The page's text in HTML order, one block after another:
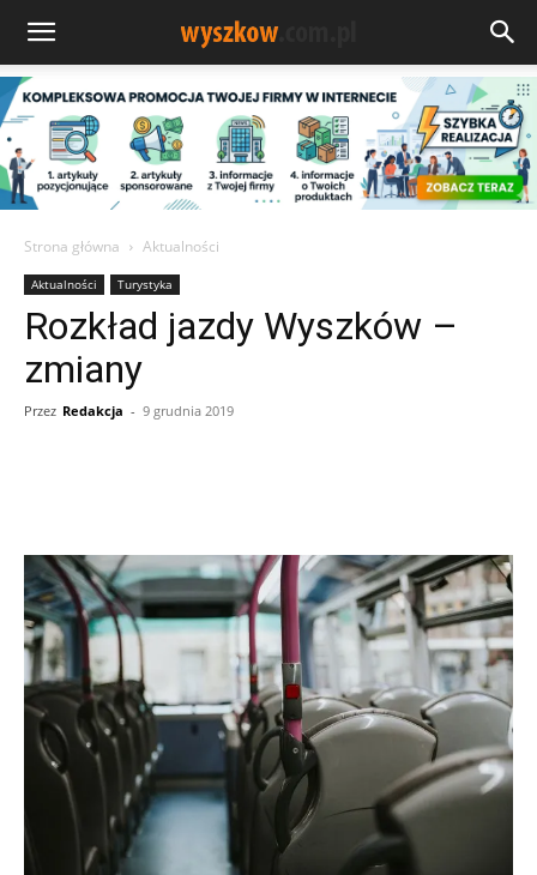
Strona główna Aktualności
Aktualności Turystyka
Rozkład jazdy Wyszków –
zmiany
Przez Redakcja - 9 grudnia 2019